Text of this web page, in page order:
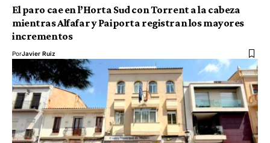
El paro cae en l’Horta Sud con Torrent a la cabeza
mientras Alfafar y Paiporta registran los mayores
incrementos
PorJavier Ruiz